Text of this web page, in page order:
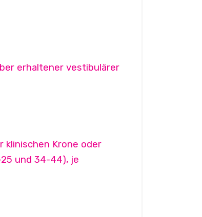
erhaltener vestibulärer
klinischen Krone oder
und 34-44), je